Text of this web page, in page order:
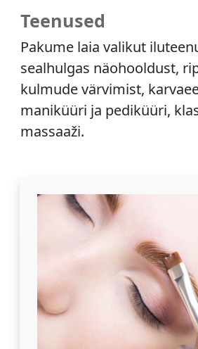
Teenused
Pakume laia valikut
sealhulgas näohooldust,
kulmude värvimist,
maniküüri ja pediküüri,
massaaži.